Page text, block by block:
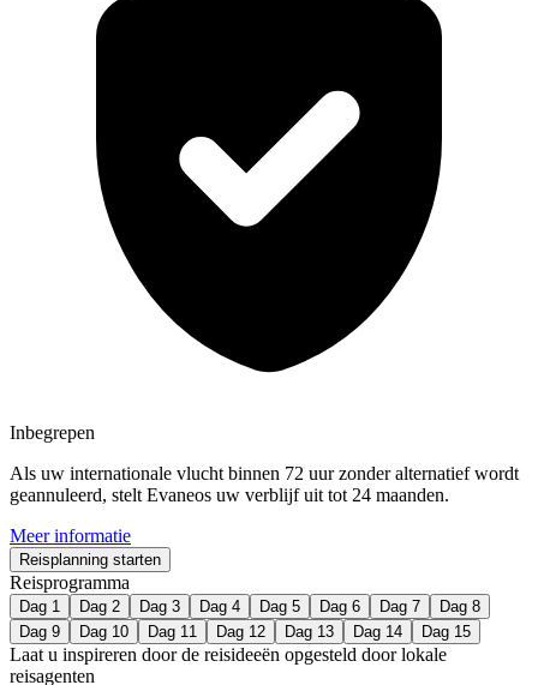
Inbegrepen
Als uw internationale vlucht binnen 72 uur zonder alternatief wordt
geannuleerd, stelt Evaneos uw verblijf uit tot 24 maanden.
Meer informatie
Reisplanning starten
Reisprogramma
Dag 1 Dag 2 Dag 3 Dag 4 Dag 5 Dag 6 Dag 7
Dag 8
Dag 9
Dag 10 Dag 11 Dag 12 Dag 13 Dag 14 Dag 15
Laat u inspireren door de reisideeën opgesteld door lokale
reisagenten